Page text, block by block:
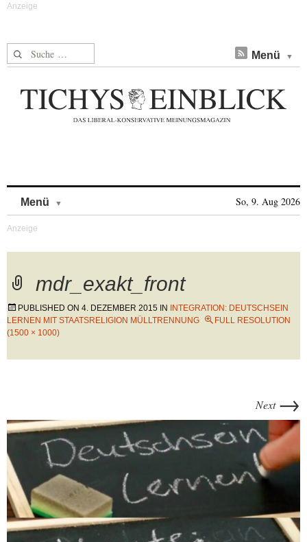
Suche nach: Menü
Menü So, 9. Aug 2026
mdr_exakt_front
PUBLISHED ON 4. DEZEMBER 2015 IN
INTEGRATION: DEUTSCHSEIN
LERNEN MIT STAATSRELIGION MÜLLTRENNUNG
FULL RESOLUTION
(1500 × 1000)
Next →